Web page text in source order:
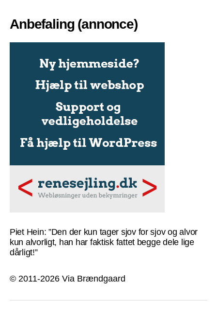
Anbefaling (annonce)
Piet Hein: ”Den der kun tager sjov for sjov og alvor
kun alvorligt, han har faktisk fattet begge dele lige
dårligt!”
© 2011-2026 Via Brændgaard